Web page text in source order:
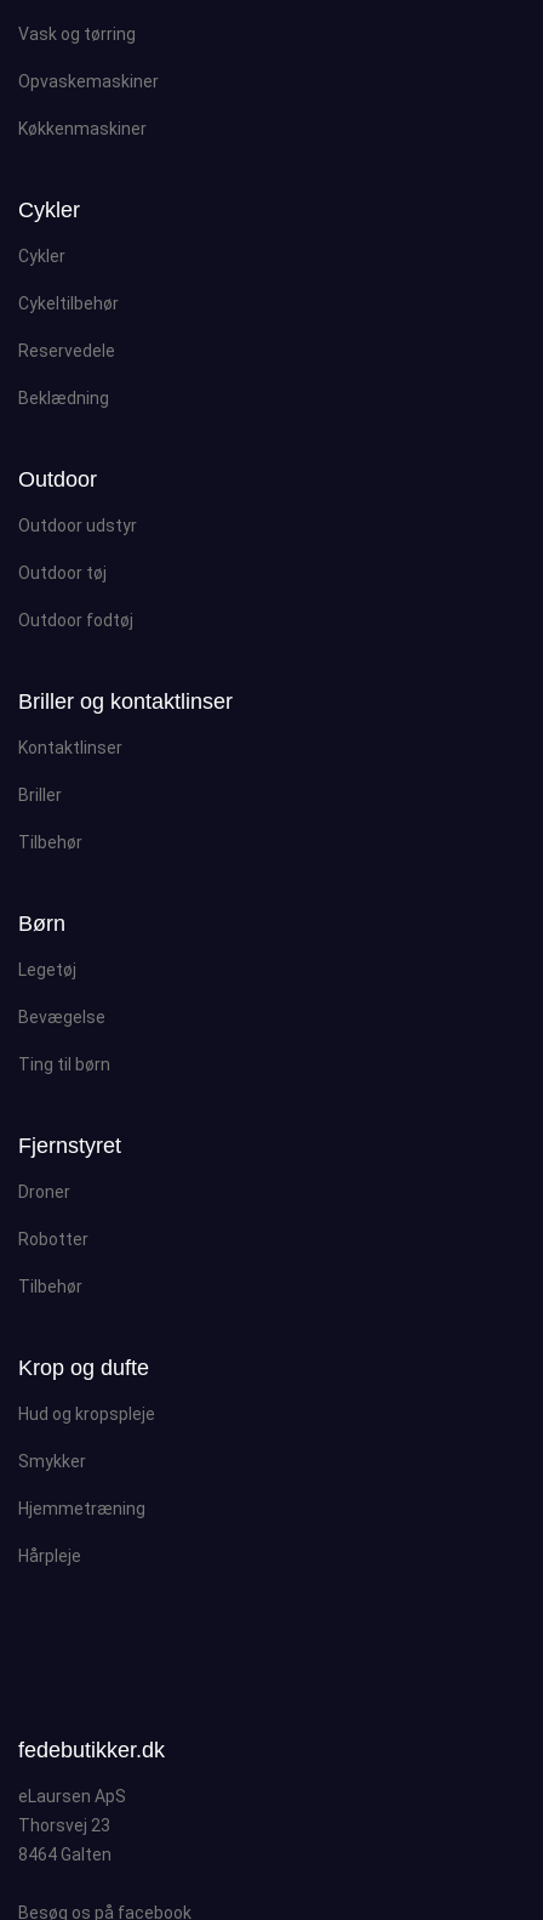
Vask og tørring
Opvaskemaskiner
Køkkenmaskiner
Cykler
Cykler
Cykeltilbehør
Reservedele
Beklædning
Outdoor
Outdoor udstyr
Outdoor tøj
Outdoor fodtøj
Briller og kontaktlinser
Kontaktlinser
Briller
Tilbehør
Børn
Legetøj
Bevægelse
Ting til børn
Fjernstyret
Droner
Robotter
Tilbehør
Krop og dufte
Hud og kropspleje
Smykker
Hjemmetræning
Hårpleje
fedebutikker.dk
eLaursen ApS
Thorsvej 23
8464 Galten
Besøg os på facebook